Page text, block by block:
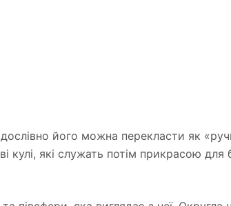
його можна перекласти як
кулі, які служать потім прикрасою